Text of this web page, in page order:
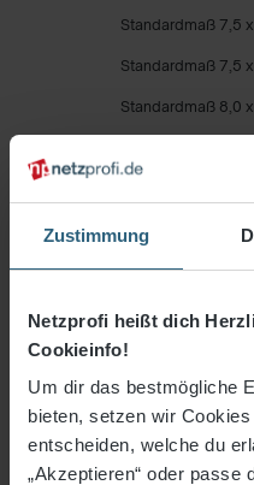
Zustimmung
Netzprofi heißt dich
Cookieinfo!
Um dir das bestmögliche
bieten, setzen wir
entscheiden, welche du
„Akzeptieren“ oder passe
Standardmaß 7,5
Standardmaß 7,5
Standardmaß 8,0
Standardmaß 12,5
Standardmaß 15 x
Standardmaß 20
Standardmaß 25 x
Maschenweite
individuelles Maß